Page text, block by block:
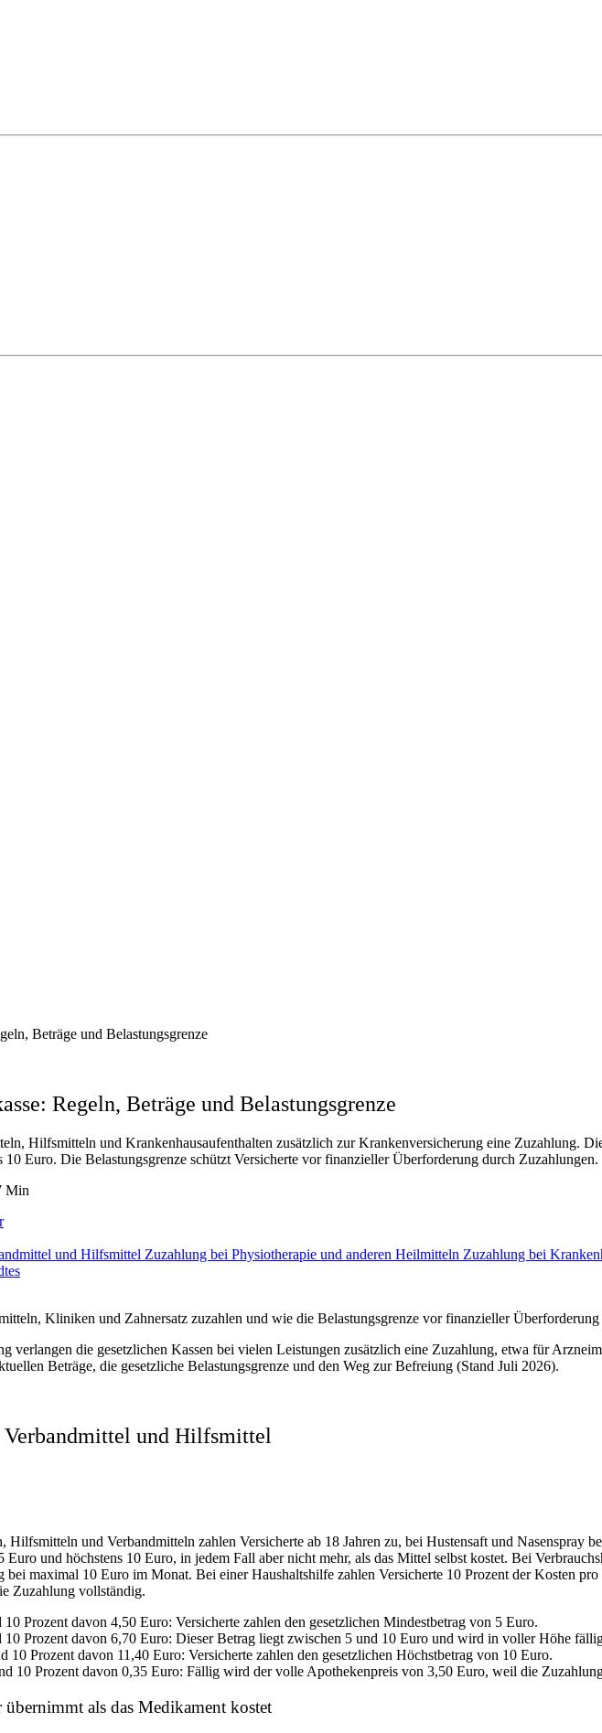
Beträge und Belastungsgrenze
Regeln, Beträge und Belastungsgrenze
Hilfsmitteln und Krankenhausaufenthalten zusätzlich zur Krankenversicherung eine Zuzahlung.
10 Euro. Die Belastungsgrenze schützt Versicherte vor finanzieller Überforderung durch Zuzahlungen.
Min
und Hilfsmittel Zuzahlung bei Physiotherapie und anderen Heilmitteln Zuzahlung bei
Kliniken und Zahnersatz zuzahlen und wie die Belastungsgrenze vor finanzieller Überforderung
verlangen die gesetzlichen Kassen bei vielen Leistungen zusätzlich eine Zuzahlung, etwa für
Beträge, die gesetzliche Belastungsgrenze und den Weg zur Befreiung (Stand Juli 2026).
und Hilfsmittel
und Verbandmitteln zahlen Versicherte ab 18 Jahren zu, bei Hustensaft und Nasenspray
Euro und höchstens 10 Euro, in jedem Fall aber nicht mehr, als das Mittel selbst kostet. Bei
maximal 10 Euro im Monat. Bei einer Haushaltshilfe zahlen Versicherte 10 Prozent der Kosten
Zuzahlung vollständig.
Prozent davon 4,50 Euro: Versicherte zahlen den gesetzlichen Mindestbetrag von 5 Euro.
Prozent davon 6,70 Euro: Dieser Betrag liegt zwischen 5 und 10 Euro und wird in voller Höhe
10 Prozent davon 11,40 Euro: Versicherte zahlen den gesetzlichen Höchstbetrag von 10 Euro.
10 Prozent davon 0,35 Euro: Fällig wird der volle Apothekenpreis von 3,50 Euro, weil die
als das Medikament kostet